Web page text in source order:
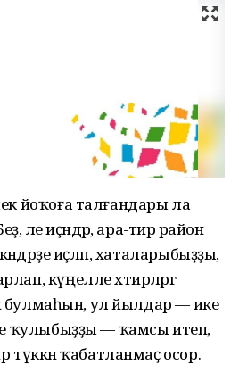
йоҡоға талғандары ла
әле иҫәндәр, ара-тирә район
иҫләп, хаталарыбыҙҙы,
күңелле хәтирәләргә
булмаһын, ул йылдар — ике
ҡулыбыҙҙы — ҡамсы итеп,
түккән ҡабатланмаҫ осор.